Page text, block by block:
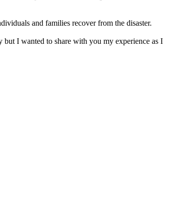
and families recover from the disaster.
but I wanted to share with you my experience as I